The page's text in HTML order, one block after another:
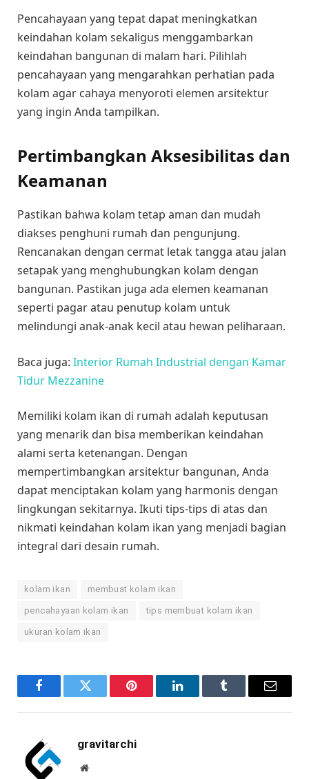
Pencahayaan yang tepat dapat meningkatkan
keindahan kolam sekaligus menggambarkan
keindahan bangunan di malam hari. Pilihlah
pencahayaan yang mengarahkan perhatian pada
kolam agar cahaya menyoroti elemen arsitektur
yang ingin Anda tampilkan.
Pertimbangkan Aksesibilitas dan
Keamanan
Pastikan bahwa kolam tetap aman dan mudah
diakses penghuni rumah dan pengunjung.
Rencanakan dengan cermat letak tangga atau jalan
setapak yang menghubungkan kolam dengan
bangunan. Pastikan juga ada elemen keamanan
seperti pagar atau penutup kolam untuk
melindungi anak-anak kecil atau hewan peliharaan.
Baca juga: Interior Rumah Industrial dengan Kamar
Tidur Mezzanine
Memiliki kolam ikan di rumah adalah keputusan
yang menarik dan bisa memberikan keindahan
alami serta ketenangan. Dengan
mempertimbangkan arsitektur bangunan, Anda
dapat menciptakan kolam yang harmonis dengan
lingkungan sekitarnya. Ikuti tips-tips di atas dan
nikmati keindahan kolam ikan yang menjadi bagian
integral dari desain rumah.
kolam ikan membuat kolam ikan
pencahayaan kolam ikan tips membuat kolam ikan
ukuran kolam ikan
FacebookTwitter Pinterest LinkedInTumblr Email
gravitarchi
Website